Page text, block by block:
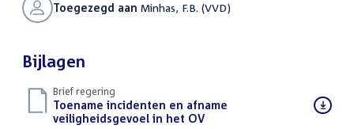
Toegezegd aan Minhas, F.B. (VVD)
Bijlagen
Brief regering
Download
bestand:
Toename incidenten en afname
veiligheidsgevoel in het OV(PDF)